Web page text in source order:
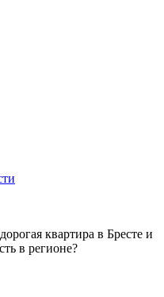
квартира в Бресте и
в регионе?